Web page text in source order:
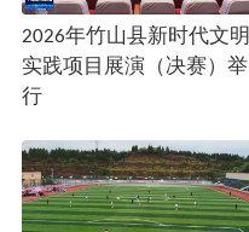
2026年竹山县新时代文明
实践项目展演（决赛）举
行